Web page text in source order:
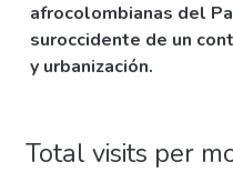
afrocolombianas del
suroccidente de un
y urbanización.
Total visits per